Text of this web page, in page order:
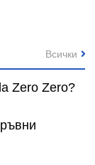
Zero Zero?
Всички